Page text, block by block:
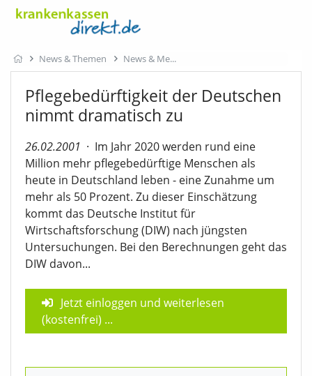
News & Themen News & Me
Pflegebedürftigkeit der Deutschen
nimmt dramatisch zu
26.02.2001 · Im Jahr 2020 werden rund eine
Million mehr pflegebedürftige Menschen als
heute in Deutschland leben - eine Zunahme um
mehr als 50 Prozent. Zu dieser Einschätzung
kommt das Deutsche Institut für
Wirtschaftsforschung (DIW) nach jüngsten
Untersuchungen. Bei den Berechnungen geht das
DIW davon...
Jetzt einloggen und weiterlesen
(kostenfrei) ...